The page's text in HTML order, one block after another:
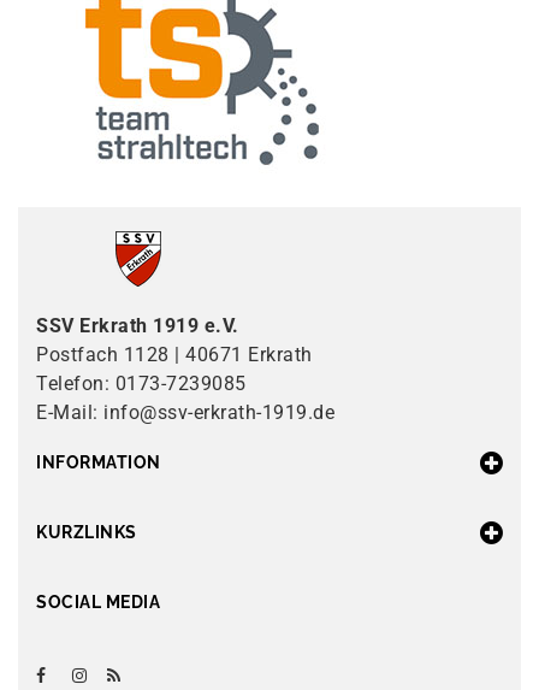
SSV Erkrath 1919 e.V.
Postfach 1128 | 40671 Erkrath
Telefon: 0173-7239085
E-Mail: info@ssv-erkrath-1919.de
INFORMATION
KURZLINKS
SOCIAL MEDIA